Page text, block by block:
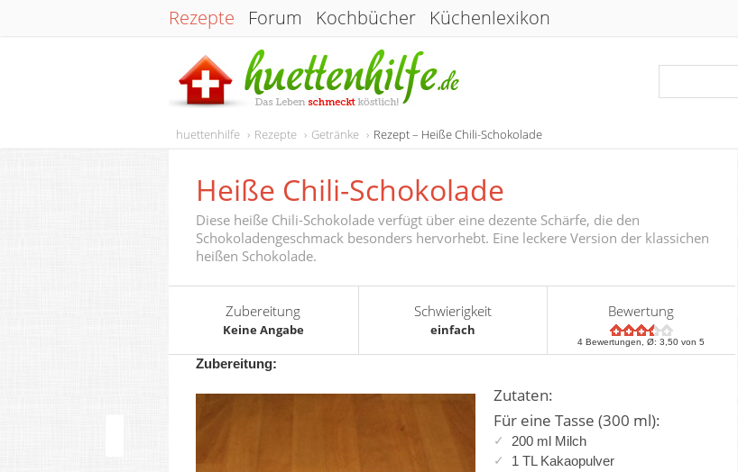
Rezepte Forum Kochbücher Küchenlexikon
huettenhilfe Rezepte Getränke Rezept – Heiße Chili-Schokolade
Heiße Chili-Schokolade
Diese heiße Chili-Schokolade verfügt über eine dezente Schärfe, die den
Schokoladengeschmack besonders hervorhebt. Eine leckere Version der klassichen
heißen Schokolade.
Zubereitung
Keine Angabe
Schwierigkeit
einfach
Bewertung
4 Bewertungen, Ø:3,50 von 5
Zutaten:
Für eine Tasse (300 ml):
200 ml Milch
1 TL Kakaopulver
Zubereitung: